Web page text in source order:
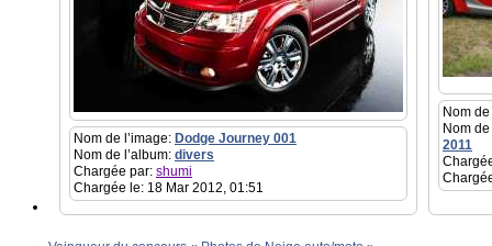
Nom de l’image: Dodge Journey 001
Nom de l’album: divers
Chargée par: shumi
Chargée le: 18 Mar 2012, 01:51
Nom
Nom
2011